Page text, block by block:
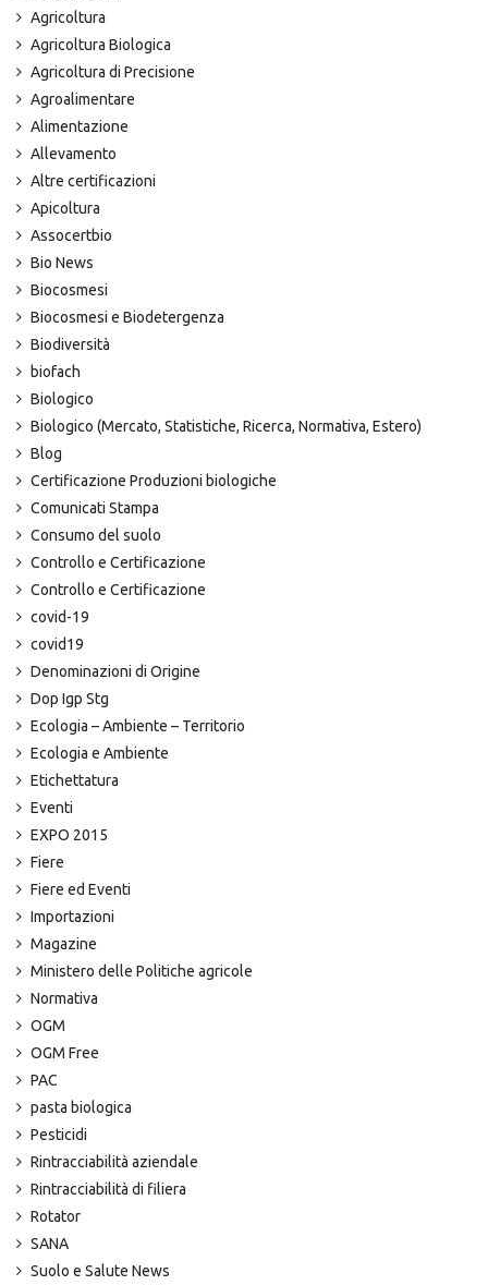
Agricoltura
Agricoltura Biologica
Agricoltura di Precisione
Agroalimentare
Alimentazione
Allevamento
Altre certificazioni
Apicoltura
Assocertbio
Bio News
Biocosmesi
Biocosmesi e Biodetergenza
Biodiversità
biofach
Biologico
Biologico (Mercato, Statistiche, Ricerca, Normativa, Estero)
Blog
Certificazione Produzioni biologiche
Comunicati Stampa
Consumo del suolo
Controllo e Certificazione
Controllo e Certificazione
covid-19
covid19
Denominazioni di Origine
Dop Igp Stg
Ecologia – Ambiente – Territorio
Ecologia e Ambiente
Etichettatura
Eventi
EXPO 2015
Fiere
Fiere ed Eventi
Importazioni
Magazine
Ministero delle Politiche agricole
Normativa
OGM
OGM Free
PAC
pasta biologica
Pesticidi
Rintracciabilità aziendale
Rintracciabilità di filiera
Rotator
SANA
Suolo e Salute News